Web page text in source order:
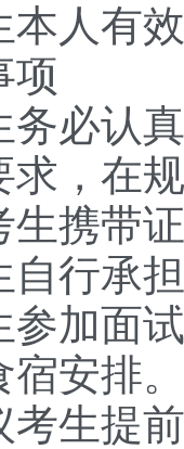
有效
认真
求，在
生携带
自行承
面试
宿安排。
提前